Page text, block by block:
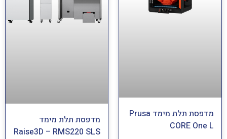
מדפסת תלת מימד Prusa
CORE One L
מדפסת תלת מימד
Raise3D – RMS220 SLS